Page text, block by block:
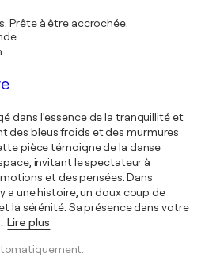
Prête à être accrochée.
dans l’essence de la tranquillité et
des bleus froids et des murmures
pièce témoigne de la danse
invitant le spectateur à
et des pensées. Dans
a une histoire, un doux coup de
la sérénité. Sa présence dans votre
Lire plus